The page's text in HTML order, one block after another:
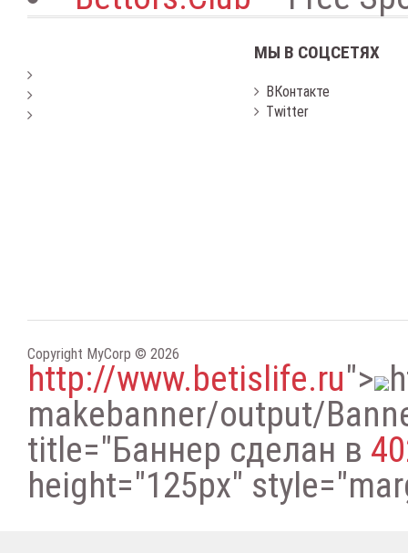
МЫ В СОЦСЕТЯХ
ВКонтакте
Twitter
Copyright MyCorp © 2026
http://www.betislife.ru">
makebanner/output/
title="Баннер сделан в
height="125px"